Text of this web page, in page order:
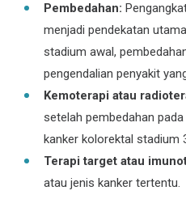
Pembedahan:
menjadi pendekatan
stadium awal,
pengendalian penyakit
Kemoterapi atau
setelah pembedahan
kanker kolorektal stadium
Terapi target atau
atau jenis kanker tertentu.